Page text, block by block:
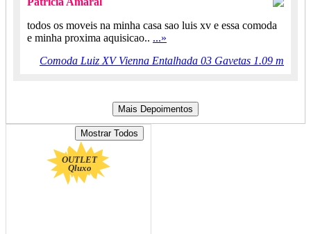
todos os moveis na minha casa sao luis xv e essa comoda
e minha proxima aquisicao.. ...»
Comoda Luiz XV Vienna Entalhada 03 Gavetas 1.09 m
OUTLET
Qluxo